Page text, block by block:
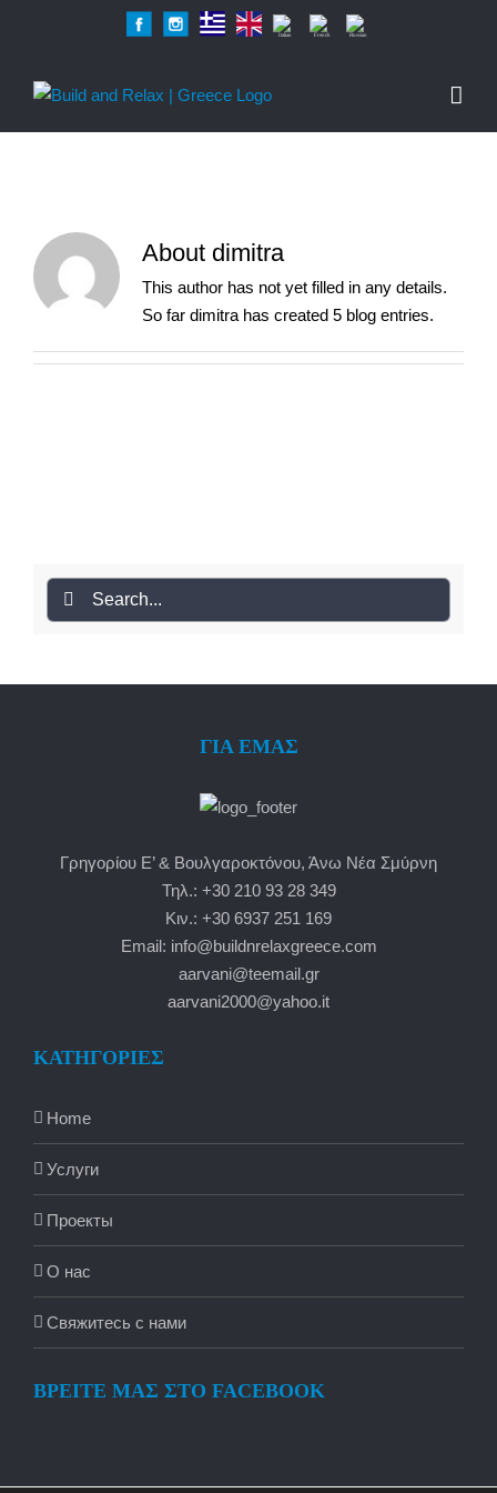
Facebook Instagram Greek English Italian French Russian
About dimitra
This author has not yet filled in any details.
So far dimitra has created 5 blog entries.
Search
for:
ΓΙΑ ΕΜΑΣ
Γρηγορίου Ε’ & Βουλγαροκτόνου, Άνω Νέα Σμύρνη
Τηλ.: +30 210 93 28 349
Κιν.: +30 6937 251 169
Email: info@buildnrelaxgreece.com
aarvani@teemail.gr
aarvani2000@yahoo.it
ΚΑΤΗΓΟΡΙΕΣ
Home
Услуги
Проекты
О нас
Свяжитесь с нами
ΒΡΕΙΤΕ ΜΑΣ ΣΤΟ FACEBOOK